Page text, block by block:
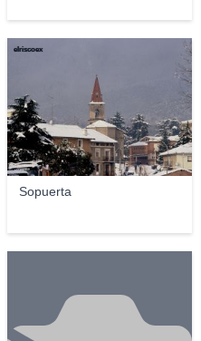
Sopuerta
elriscoex